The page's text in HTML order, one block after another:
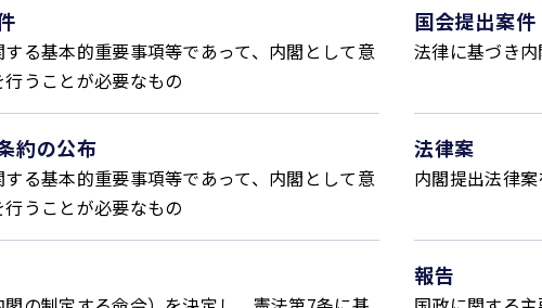
する基本的重要事項等であって、内閣として意
うことが必要なもの
国会提出案件
法律に基づき
約の公布
する基本的重要事項等であって、内閣として意
うことが必要なもの
法律案
内閣提出法律
報告